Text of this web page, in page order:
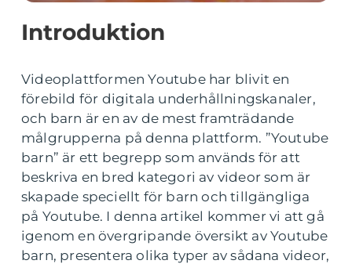
Introduktion
Videoplattformen Youtube har blivit en
förebild för digitala underhållningskanaler,
och barn är en av de mest framträdande
målgrupperna på denna plattform. ”Youtube
barn” är ett begrepp som används för att
beskriva en bred kategori av videor som är
skapade speciellt för barn och tillgängliga
på Youtube. I denna artikel kommer vi att gå
igenom en övergripande översikt av Youtube
barn, presentera olika typer av sådana videor,